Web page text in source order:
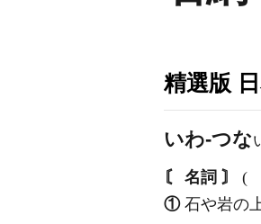
精選版
いわ‐つな
〘 名詞 〙
(
①石や岩の